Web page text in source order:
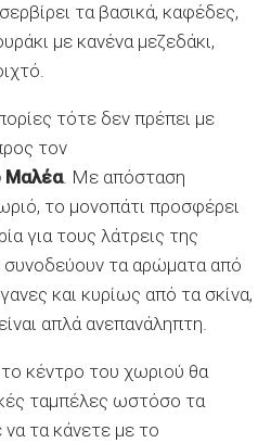
τα βασικά, καφέδες,
με κανένα μεζεδάκι,
τότε δεν πρέπει με
τον
Μαλέα. Με απόσταση
το μονοπάτι προσφέρει
για τους λάτρεις της
τα αρώματα από
και κυρίως από τα σκίνα,
απλά ανεπανάληπτη.
κέντρο του χωριού θα
ταμπέλες ωστόσο τα
τα κάνετε με το